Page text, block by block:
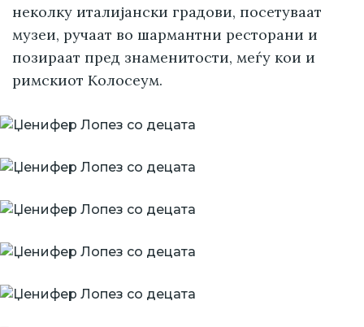
неколку италијански градови, посетуваат
музеи, ручаат во шармантни ресторани и
позираат пред знаменитости, меѓу кои и
римскиот Колосеум.